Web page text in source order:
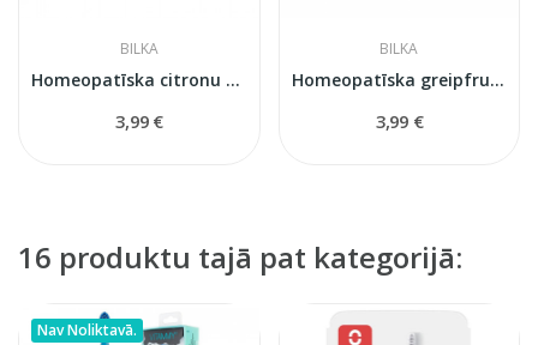
BILKA
Homeopatīska citronu zobu pasta
3,99 €
BILKA
Homeopatīska greipfruta zobu pasta
3,99 €
16 produktu tajā pat kategorijā:
Nav Noliktavā.